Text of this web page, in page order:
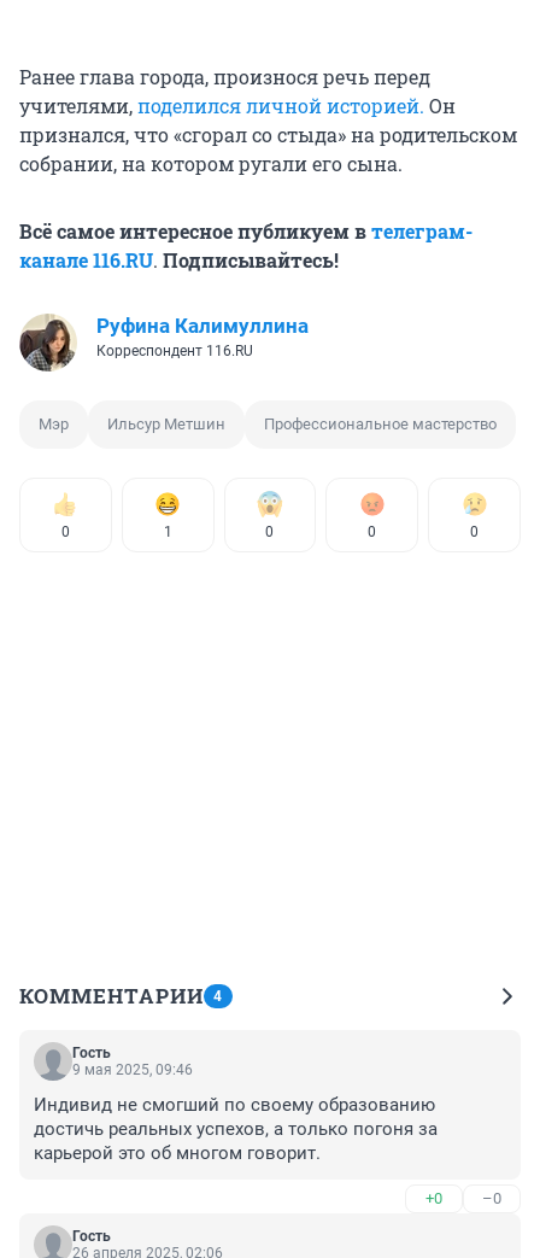
Ранее глава города, произнося речь перед
учителями,поделился личной историей. Он
признался, что «сгорал со стыда» на родительском
собрании, на котором ругали его сына.
Всё самое интересное публикуем втелеграм-
канале 116.RU. Подписывайтесь!
Руфина Калимуллина
Корреспондент 116.RU
Мэр Ильсур Метшин Профессиональное мастерство
0 1 0 0 0
КОММЕНТАРИИ 4
Гость
9 мая 2025, 09:46
Индивид не смогший по своему образованию
достичь реальных успехов, а только погоня за
карьерой это об многом говорит.
+0 –0
Гость
26 апреля 2025, 02:06